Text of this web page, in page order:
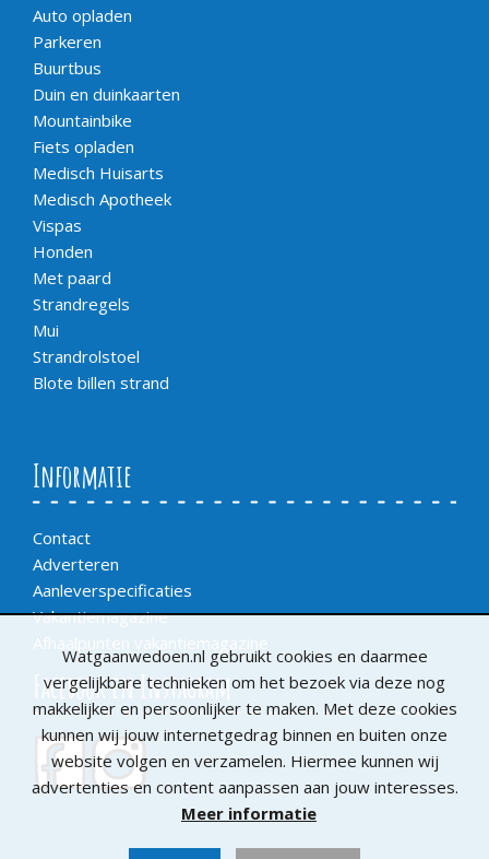
Auto opladen
Parkeren
Buurtbus
Duin en duinkaarten
Mountainbike
Fiets opladen
Medisch Huisarts
Medisch Apotheek
Vispas
Honden
Met paard
Strandregels
Mui
Strandrolstoel
Blote billen strand
Informatie
Contact
Adverteren
Aanleverspecificaties
Vakantiemagazine
Afhaalpunten vakantiemagazine
Facebook en Instagram
Watgaanwedoen.nl gebruikt cookies en daarmee
vergelijkbare technieken om het bezoek via deze nog
makkelijker en persoonlijker te maken. Met deze cookies
kunnen wij jouw internetgedrag binnen en buiten onze
website volgen en verzamelen. Hiermee kunnen wij
advertenties en content aanpassen aan jouw interesses.
Meer informatie